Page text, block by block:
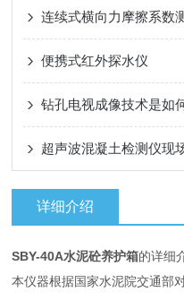
便携式红外探水仪
钻孔电视成像技术是如
超声波混凝土检测仪现
详细介绍
SBY-40A水泥砼养护箱的详细
本仪器根据国家水泥院交通部